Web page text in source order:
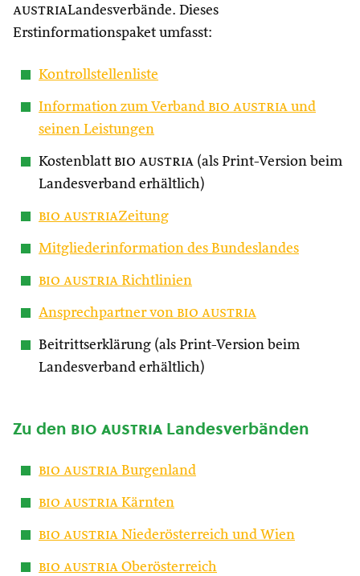
austriaLandesverbände. Dieses
Erstinformationspaket umfasst:
Kontrollstellenliste
Information zum Verband bio austria und
seinen Leistungen
Kostenblatt bio austria (als Print-Version beim
Landesverband erhältlich)
bio austriaZeitung
Mitgliederinformation des Bundeslandes
bio austria Richtlinien
Ansprechpartner von bio austria
Beitrittserklärung (als Print-Version beim
Landesverband erhältlich)
Zu den bio austria Landesverbänden
bio austria Burgenland
bio austria Kärnten
bio austria Niederösterreich und Wien
bio austria Oberösterreich